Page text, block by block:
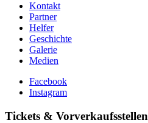
Kontakt
Partner
Helfer
Geschichte
Galerie
Medien
Facebook
Instagram
Tickets & Vorverkaufsstellen